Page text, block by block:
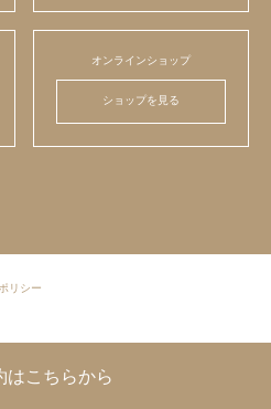
オンラインショップ
ショップを見る
リシー
はこちらから